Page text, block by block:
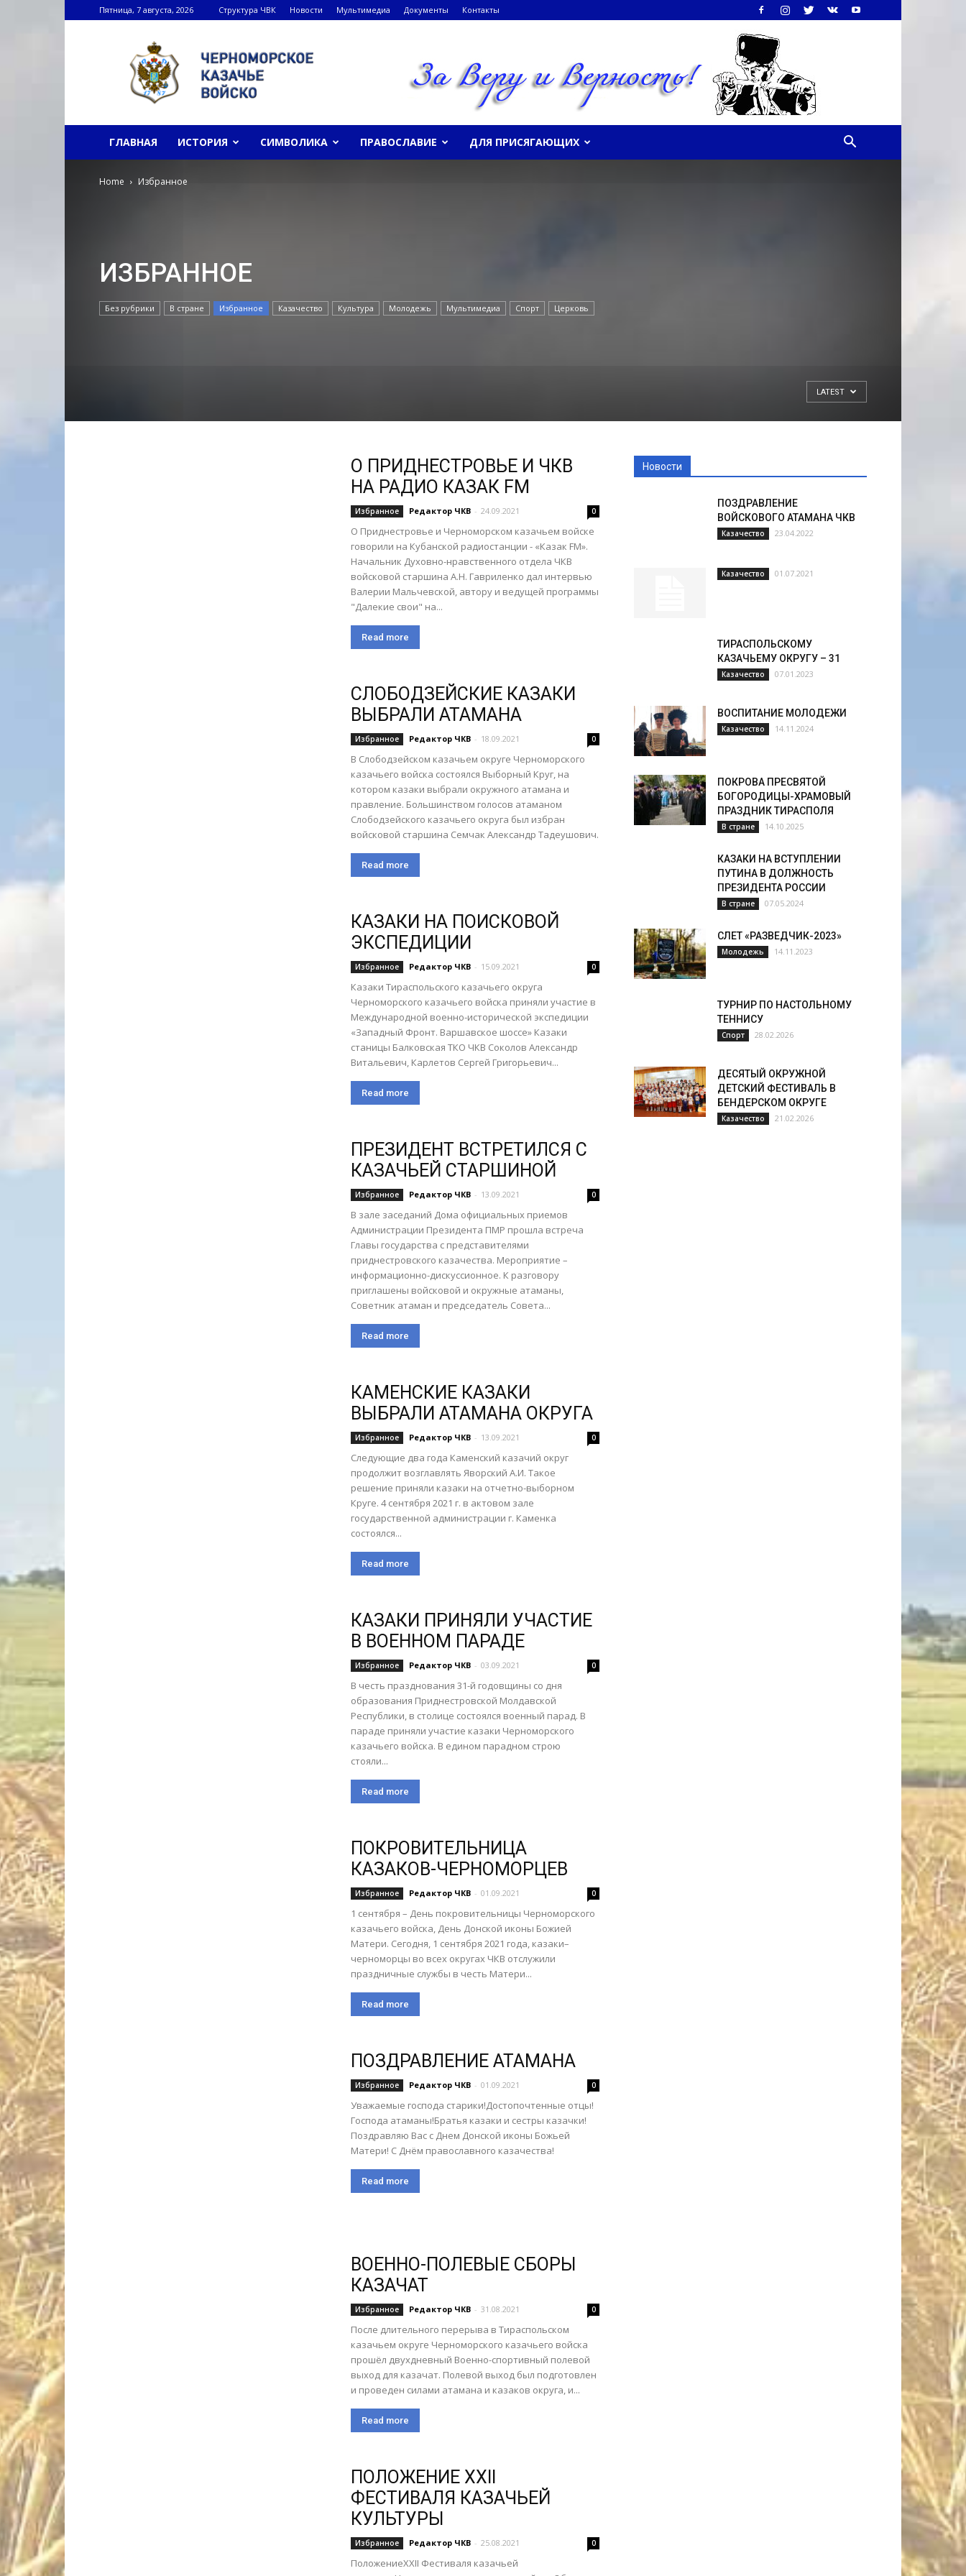
Пятница, 7 августа, 2026 Структура ЧВК Новости Мультимедиа Документы Контакты
Черноморское
казачье
войско
ГЛАВНАЯ ИСТОРИЯ СИМВОЛИКА ПРАВОСЛАВИЕ ДЛЯ ПРИСЯГАЮЩИХ
Home Избранное
ИЗБРАННОЕ
Без рубрики В стране Избранное Казачество Культура Молодежь Мультимедиа Спорт Церковь
LATEST
О ПРИДНЕСТРОВЬЕ И ЧКВ
НА РАДИО КАЗАК FM
Избранное Редактор ЧКВ - 24.09.2021 0
О Приднестровье и Черноморском казачьем войске
говорили на Кубанской радиостанции - «Казак FM».
Начальник Духовно-нравственного отдела ЧКВ
войсковой старшина А.Н. Гавриленко дал интервью
Валерии Мальчевской, автору и ведущей программы
"Далекие свои" на...
Read more
СЛОБОДЗЕЙСКИЕ КАЗАКИ
ВЫБРАЛИ АТАМАНА
Избранное Редактор ЧКВ - 18.09.2021 0
В Слободзейском казачьем округе Черноморского
казачьего войска состоялся Выборный Круг, на
котором казаки выбрали окружного атамана и
правление. Большинством голосов атаманом
Слободзейского казачьего округа был избран
войсковой старшина Семчак Александр Тадеушович.
Read more
КАЗАКИ НА ПОИСКОВОЙ
ЭКСПЕДИЦИИ
Избранное Редактор ЧКВ - 15.09.2021 0
Казаки Тираспольского казачьего округа
Черноморского казачьего войска приняли участие в
Международной военно-исторической экспедиции
«Западный Фронт. Варшавское шоссе» Казаки
станицы Балковская ТКО ЧКВ Соколов Александр
Витальевич, Карлетов Сергей Григорьевич...
Read more
ПРЕЗИДЕНТ ВСТРЕТИЛСЯ С
КАЗАЧЬЕЙ СТАРШИНОЙ
Избранное Редактор ЧКВ - 13.09.2021 0
В зале заседаний Дома официальных приемов
Администрации Президента ПМР прошла встреча
Главы государства с представителями
приднестровского казачества. Мероприятие –
информационно-дискуссионное. К разговору
приглашены войсковой и окружные атаманы,
Советник атаман и председатель Совета...
Read more
КАМЕНСКИЕ КАЗАКИ
ВЫБРАЛИ АТАМАНА ОКРУГА
Избранное Редактор ЧКВ - 13.09.2021 0
Следующие два года Каменский казачий округ
продолжит возглавлять Яворский А.И. Такое
решение приняли казаки на отчетно-выборном
Круге. 4 сентября 2021 г. в актовом зале
государственной администрации г. Каменка
состоялся...
Read more
КАЗАКИ ПРИНЯЛИ УЧАСТИЕ
В ВОЕННОМ ПАРАДЕ
Избранное Редактор ЧКВ - 03.09.2021 0
В честь празднования 31-й годовщины со дня
образования Приднестровской Молдавской
Республики, в столице состоялся военный парад. В
параде приняли участие казаки Черноморского
казачьего войска. В едином парадном строю
стояли...
Read more
ПОКРОВИТЕЛЬНИЦА
КАЗАКОВ-ЧЕРНОМОРЦЕВ
Избранное Редактор ЧКВ - 01.09.2021 0
1 сентября – День покровительницы Черноморского
казачьего войска, День Донской иконы Божией
Матери. Сегодня, 1 сентября 2021 года, казаки–
черноморцы во всех округах ЧКВ отслужили
праздничные службы в честь Матери...
Read more
ПОЗДРАВЛЕНИЕ АТАМАНА
Избранное Редактор ЧКВ - 01.09.2021 0
Уважаемые господа старики!Достопочтенные отцы!
Господа атаманы!Братья казаки и сестры казачки!
Поздравляю Вас с Днем Донской иконы Божьей
Матери! С Днём православного казачества!
Read more
ВОЕННО-ПОЛЕВЫЕ СБОРЫ
КАЗАЧАТ
Избранное Редактор ЧКВ - 31.08.2021 0
После длительного перерыва в Тираспольском
казачьем округе Черноморского казачьего войска
прошёл двухдневный Военно-спортивный полевой
выход для казачат. Полевой выход был подготовлен
и проведен силами атамана и казаков округа, и...
Read more
ПОЛОЖЕНИЕ XXII
ФЕСТИВАЛЯ КАЗАЧЬЕЙ
КУЛЬТУРЫ
Избранное Редактор ЧКВ - 25.08.2021 0
ПоложениеXXII Фестиваля казачьей
Новости
ПОЗДРАВЛЕНИЕ
ВОЙСКОВОГО АТАМАНА ЧКВ
Казачество 23.04.2022
Казачество 01.07.2021
ТИРАСПОЛЬСКОМУ
КАЗАЧЬЕМУ ОКРУГУ – 31
Казачество 07.01.2023
ВОСПИТАНИЕ МОЛОДЕЖИ
Казачество 14.11.2024
ПОКРОВА ПРЕСВЯТОЙ
БОГОРОДИЦЫ-ХРАМОВЫЙ
ПРАЗДНИК ТИРАСПОЛЯ
В стране 14.10.2025
КАЗАКИ НА ВСТУПЛЕНИИ
ПУТИНА В ДОЛЖНОСТЬ
ПРЕЗИДЕНТА РОССИИ
В стране 07.05.2024
СЛЕТ «РАЗВЕДЧИК-2023»
Молодежь 14.11.2023
ТУРНИР ПО НАСТОЛЬНОМУ
ТЕННИСУ
Спорт 28.02.2026
ДЕСЯТЫЙ ОКРУЖНОЙ
ДЕТСКИЙ ФЕСТИВАЛЬ В
БЕНДЕРСКОМ ОКРУГЕ
Казачество 21.02.2026